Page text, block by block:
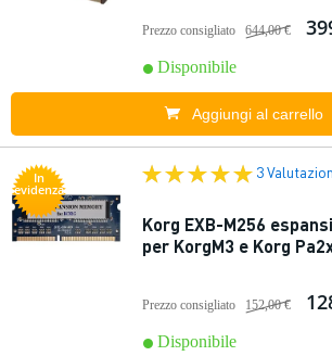
Prezzo consigliato 644,00 €
Disponibile
Aggiungi al carrello
In
evidenza
3
Korg EXB-M256
per KorgM3 e Korg
Prezzo consigliato 152,00 €
Disponibile